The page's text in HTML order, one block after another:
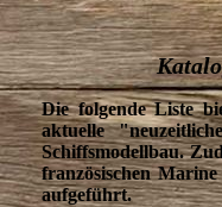
Die folgende Liste
aktuelle
Schiffsmodellbau.
französischen
aufgeführt.